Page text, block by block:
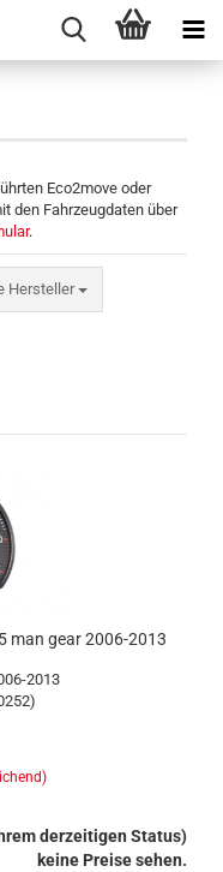
Eco2move oder
den Fahrzeugdaten über
.
Hersteller
man gear 2006-2013
2013
derzeitigen Status)
keine Preise sehen.